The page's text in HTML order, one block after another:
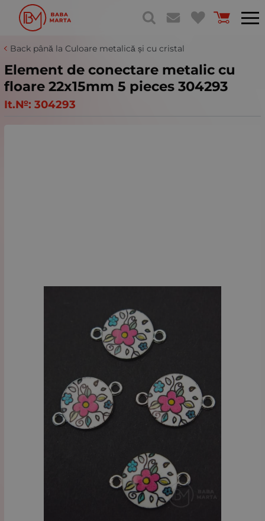
Back până la Culoare metalică și cu cristal
Element de conectare metalic cu
floare 22x15mm 5 pieces 304293
It.№: 304293